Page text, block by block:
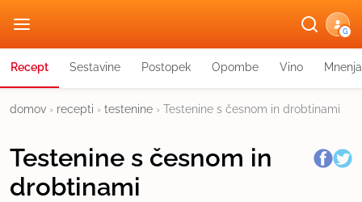
G
Recept Sestavine Postopek Opombe Vino Mnenja
domov › recepti › testenine › Testenine s česnom in drobtinami
Testenine s česnom in
drobtinami